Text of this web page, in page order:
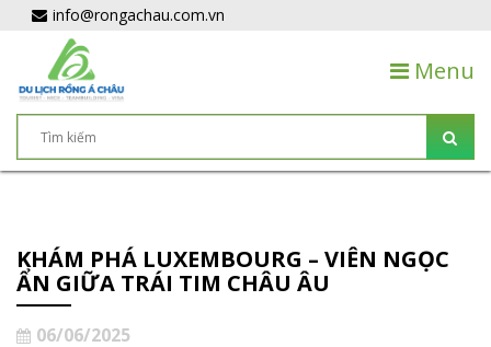
info@rongachau.com.vn
Menu
KHÁM PHÁ LUXEMBOURG – VIÊN NGỌC
ẨN GIỮA TRÁI TIM CHÂU ÂU
06/06/2025